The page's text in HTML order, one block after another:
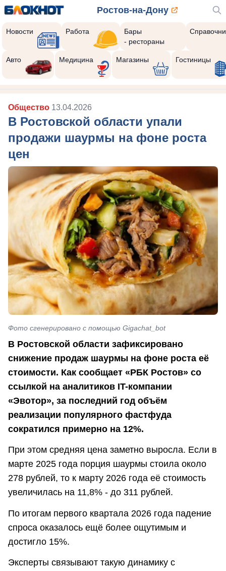
Ростов-на-Дону
Новости Работа
Бары
- рестораны
Авто Медицина Магазины Гостиницы
Общество 13.04.2026
В Ростовской области упали
продажи шаурмы на фоне роста
цен
Фото сгенерировано с помощью Gigachat_bot
В Ростовской области зафиксировано
снижение продаж шаурмы на фоне роста её
стоимости. Как сообщает «РБК Ростов» со
ссылкой на аналитиков IT-компании
«Эвотор», за последний год объём
реализации популярного фастфуда
сократился примерно на 12%.
При этом средняя цена заметно выросла. Если в
марте 2025 года порция шаурмы стоила около
278 рублей, то к марту 2026 года её стоимость
увеличилась на 11,8% - до 311 рублей.
По итогам первого квартала 2026 года падение
спроса оказалось ещё более ощутимым и
достигло 15%.
Эксперты связывают такую динамику с